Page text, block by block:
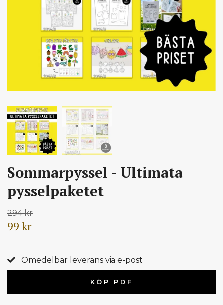
Sommarpyssel - Ultimata
pysselpaketet
294 kr
99 kr
Omedelbar leverans via e-post
KÖP PDF